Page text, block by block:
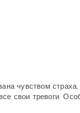
чувством
свои тревоги.